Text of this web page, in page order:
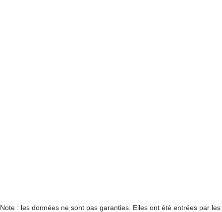
Note : les données ne sont pas garanties. Elles ont été entrées par